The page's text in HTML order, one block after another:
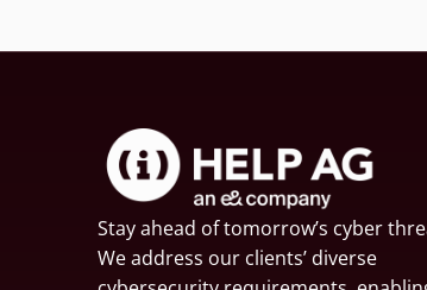
Stay ahead of tomorrow’s cyber
We address our clients’ diverse